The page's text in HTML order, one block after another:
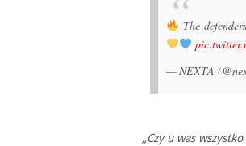
The
— NEXTA
„Czy u was